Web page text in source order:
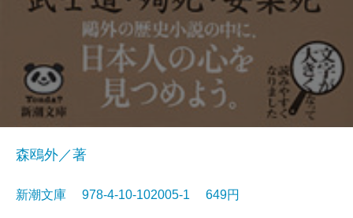
森鴎外／著
新潮文庫 978-4-10-102005-1 649円